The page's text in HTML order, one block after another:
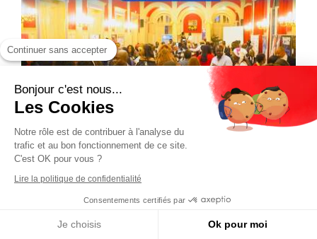
Continuer sans accepter
Bonjour c'est nous...
Les Cookies
Notre rôle est de contribuer à l'analyse du
trafic et au bon fonctionnement de ce site.
C'est OK pour vous ?
Lire la politique de confidentialité
Consentements certifiés par
Je choisis Ok pour moi